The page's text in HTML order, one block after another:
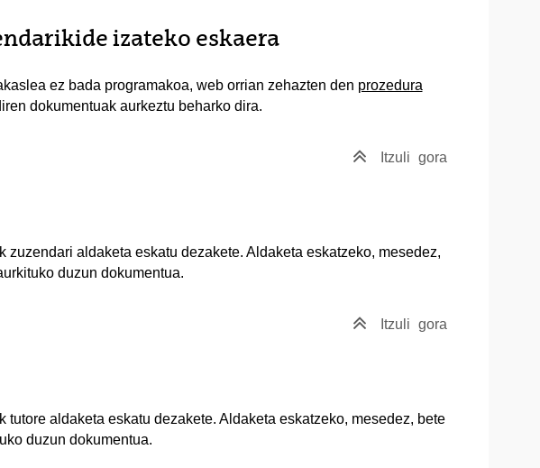
izateko eskaera
ez bada programakoa, web orrian zehazten den prozedura
dokumentuak aurkeztu beharko dira.
Itzuli gora
zuzendari aldaketa eskatu dezakete. Aldaketa eskatzeko, mesedez,
duzun dokumentua.
Itzuli gora
tutore aldaketa eskatu dezakete. Aldaketa eskatzeko, mesedez, bete
duzun dokumentua.